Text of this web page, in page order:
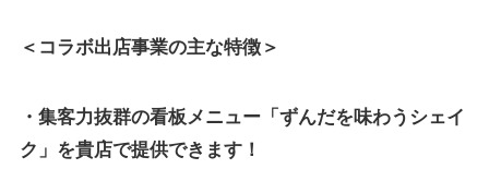
＜コラボ出店事業の主な特徴＞
・集客力抜群の看板メニュー「ずんだを味わうシェイ
ク」を貴店で提供できます！